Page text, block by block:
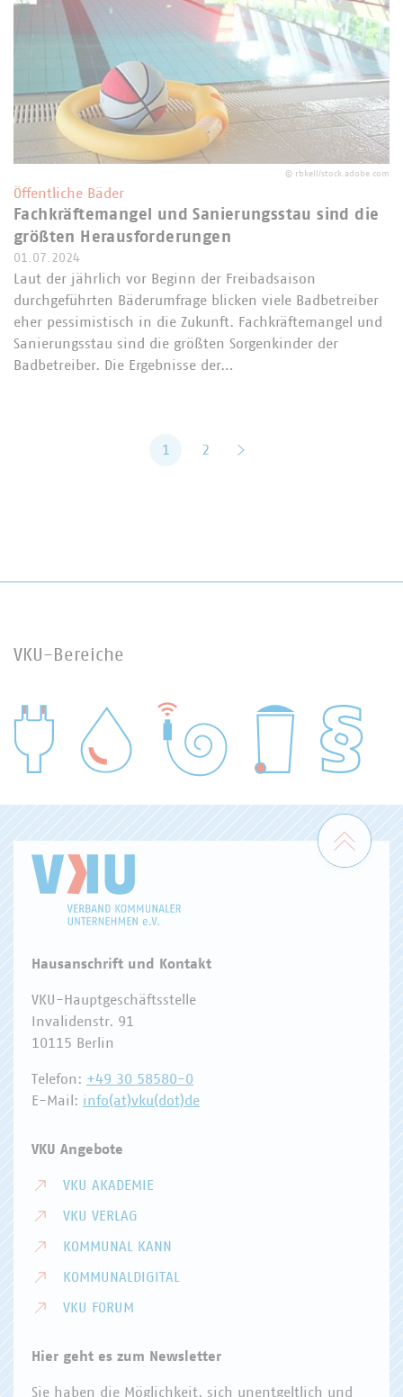
© rbkell/stock.adobe.com
Öffentliche Bäder
Fachkräftemangel und Sanierungsstau sind die
größten Herausforderungen
01.07.2024
Laut der jährlich vor Beginn der Freibadsaison
durchgeführten Bäderumfrage blicken viele Badbetreiber
eher pessimistisch in die Zukunft. Fachkräftemangel und
Sanierungsstau sind die größten Sorgenkinder der
Badbetreiber. Die Ergebnisse der…
1 2
VKU-Bereiche
Zum
Hausanschrift und Kontakt
VKU-Hauptgeschäftsstelle
Invalidenstr. 91
10115 Berlin
Telefon: +49 30 58580-0
E-Mail: info(at)vku(dot)de
VKU Angebote
VKU AKADEMIE
VKU VERLAG
KOMMUNAL KANN
KOMMUNALDIGITAL
VKU FORUM
Hier geht es zum Newsletter
Sie haben die Möglichkeit, sich unentgeltlich und